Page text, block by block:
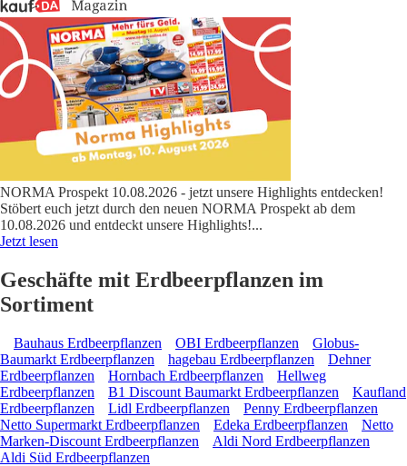
NORMA Prospekt 10.08.2026 - jetzt unsere Highlights entdecken!
Stöbert euch jetzt durch den neuen NORMA Prospekt ab dem
10.08.2026 und entdeckt unsere Highlights!...
Jetzt lesen
Geschäfte mit Erdbeerpflanzen im
Sortiment
Bauhaus Erdbeerpflanzen OBI Erdbeerpflanzen
Globus-
Baumarkt Erdbeerpflanzen
hagebau Erdbeerpflanzen
Dehner
Erdbeerpflanzen
Hornbach Erdbeerpflanzen
Hellweg
Erdbeerpflanzen
B1 Discount Baumarkt Erdbeerpflanzen
Kaufland
Erdbeerpflanzen
Lidl Erdbeerpflanzen
Penny Erdbeerpflanzen
Netto Supermarkt Erdbeerpflanzen
Edeka Erdbeerpflanzen
Netto
Marken-Discount Erdbeerpflanzen
Aldi Nord Erdbeerpflanzen
Aldi Süd Erdbeerpflanzen